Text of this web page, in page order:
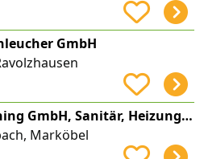
GmbH
Jens Bräuning GmbH, Sanitär, Heizung, Elektro
Marköbel